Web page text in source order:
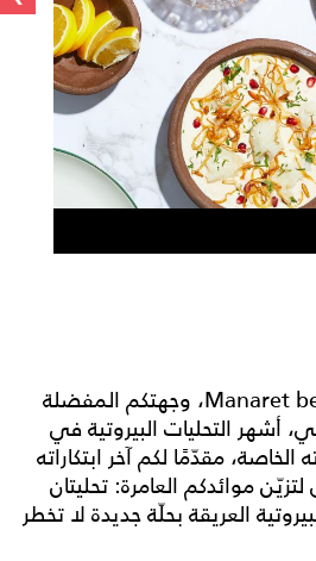
يضع "منارة بيروت" Manaret beirut، وجهتكم المفضلة
أشهر التحليات البيروتية في
مقدّمًا لكم آخر ابتكاراته
موائدكم العامرة: تحليتان
العريقة بحلّة جديدة لا تخطر